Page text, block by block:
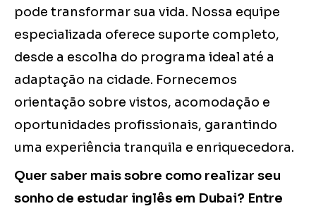
pode transformar sua vida. Nossa equipe
especializada oferece suporte completo,
desde a escolha do programa ideal até a
adaptação na cidade. Fornecemos
orientação sobre vistos, acomodação e
oportunidades profissionais, garantindo
uma experiência tranquila e enriquecedora.
Quer saber mais sobre como realizar seu
sonho de estudar inglês em Dubai? Entre